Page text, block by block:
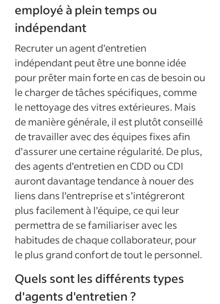
employé à plein temps ou
indépendant
Recruter un agent d’entretien
indépendant peut être une bonne idée
pour prêter main forte en cas de besoin ou
le charger de tâches spécifiques, comme
le nettoyage des vitres extérieures. Mais
de manière générale, il est plutôt conseillé
de travailler avec des équipes fixes afin
d’assurer une certaine régularité. De plus,
des agents d’entretien en CDD ou CDI
auront davantage tendance à nouer des
liens dans l’entreprise et s’intégreront
plus facilement à l’équipe, ce qui leur
permettra de se familiariser avec les
habitudes de chaque collaborateur, pour
le plus grand confort de tout le personnel.
Quels sont les différents types
d'agents d'entretien ?